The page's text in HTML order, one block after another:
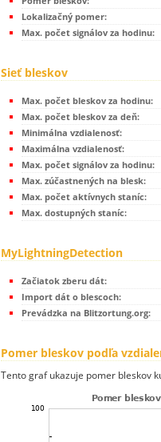
Lokalizačný pomer:
Max. počet signálov za hodinu:
Sieť bleskov
Max. počet bleskov za hodinu:
Max. počet bleskov za deň:
Minimálna vzdialenosť:
Maximálna vzdialenosť:
Max. počet signálov za hodinu:
Max. zúčastnených na blesk:
Max. počet aktívnych staníc:
Max. dostupných staníc:
MyLightningDetection
Začiatok zberu dát:
Import dát o blescoch:
Prevádzka na Blitzortung.org:
Pomer bleskov podľa
Tento graf ukazuje pomer bleskov